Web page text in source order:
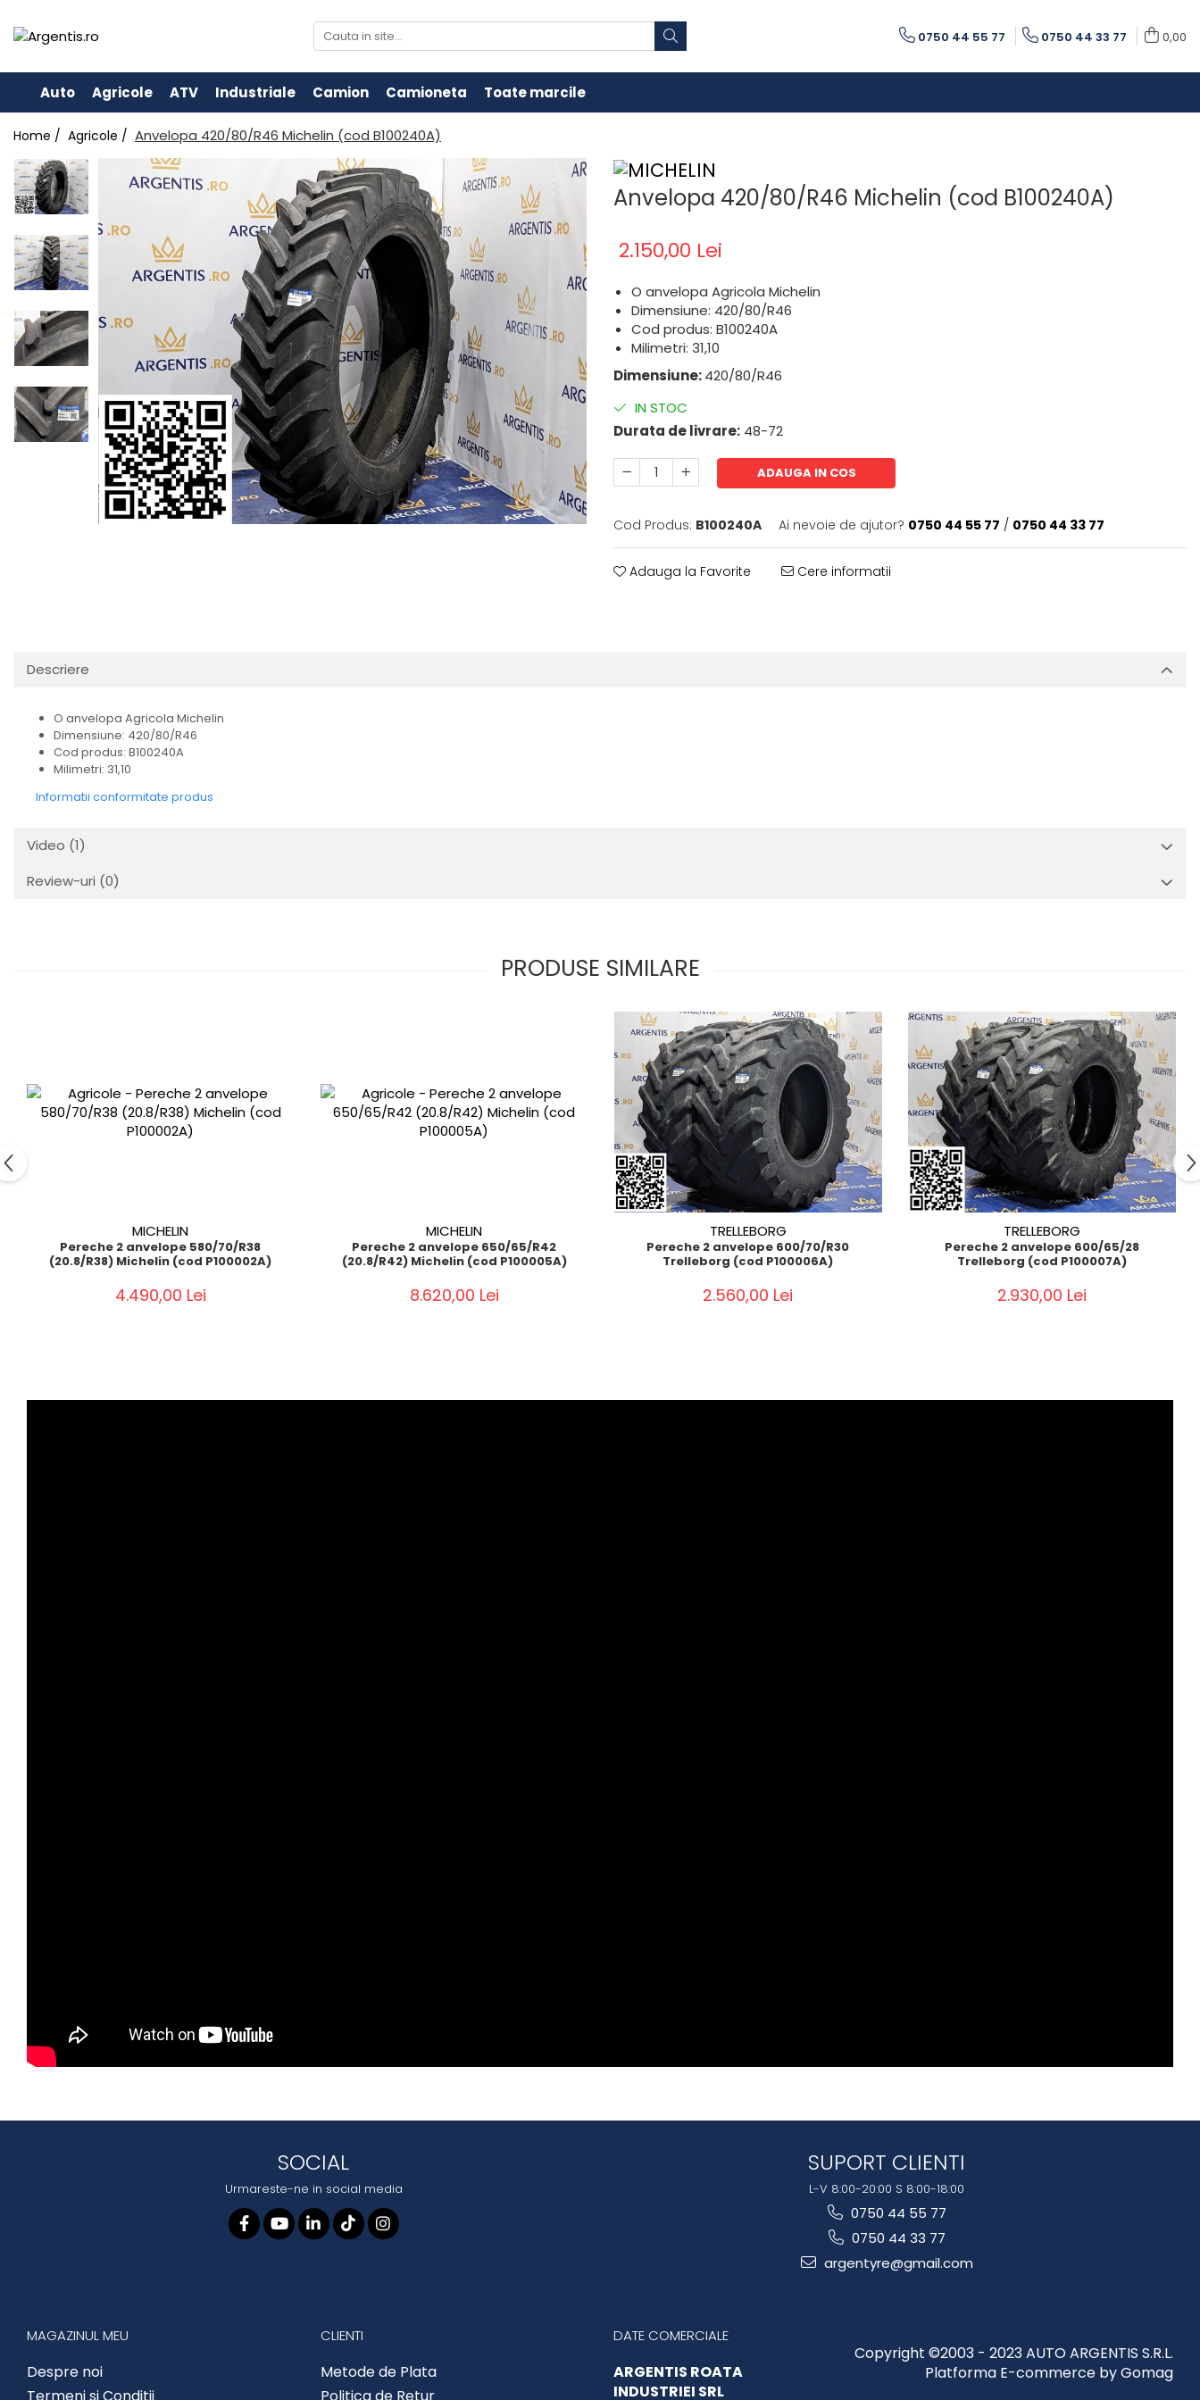
0750 44 55 77 0750 44 33 77 0,00
Auto Agricole ATV Industriale Camion Camioneta Toate marcile
Home / Agricole / Anvelopa 420/80/R46 Michelin (cod B100240A)
Anvelopa 420/80/R46 Michelin (cod B100240A)
2.150,00 Lei
O anvelopa Agricola Michelin
Dimensiune: 420/80/R46
Cod produs: B100240A
Milimetri: 31,10
Dimensiune:420/80/R46
IN STOC
Durata de livrare: 48-72
ADAUGA IN COS
Cod Produs: B100240A Ai nevoie de ajutor? 0750 44 55 77 / 0750 44 33 77
Adauga la Favorite Cere informatii
Descriere
O anvelopa Agricola Michelin
Dimensiune: 420/80/R46
Cod produs: B100240A
Milimetri: 31,10
Informatii conformitate produs
Video (1)
Review-uri (0)
PRODUSE SIMILARE
MICHELIN
Pereche 2 anvelope 580/70/R38
(20.8/R38) Michelin (cod P100002A)
4.490,00 Lei
MICHELIN
Pereche 2 anvelope 650/65/R42
(20.8/R42) Michelin (cod P100005A)
8.620,00 Lei
TRELLEBORG
Pereche 2 anvelope 600/70/R30
Trelleborg (cod P100006A)
2.560,00 Lei
TRELLEBORG
Pereche 2 anvelope 600/65/28
Trelleborg (cod P100007A)
2.930,00 Lei
SOCIAL
Urmareste-ne in social media
SUPORT CLIENTI
L-V 8:00-20:00 S 8:00-18:00
0750 44 55 77
0750 44 33 77
argentyre@gmail.com
MAGAZINUL MEU
Despre noi
CLIENTI
Metode de Plata
DATE COMERCIALE
ARGENTIS ROATA
INDUSTRIEI SRL
Copyright ©2003 - 2023 AUTO ARGENTIS S.R.L.
Platforma E-commerce by Gomag